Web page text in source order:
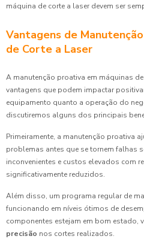
máquina de corte a laser devem ser
Vantagens de
de Corte a Laser
A manutenção proativa em máquinas
vantagens que podem impactar
equipamento quanto a operação do
discutiremos alguns dos principais
Primeiramente, a manutenção proativa
problemas antes que se tornem falhas
inconvenientes e custos elevados com
significativamente reduzidos.
Além disso, um programa regular de
funcionando em níveis ótimos de
componentes estejam em bom estado,
precisão nos cortes realizados.